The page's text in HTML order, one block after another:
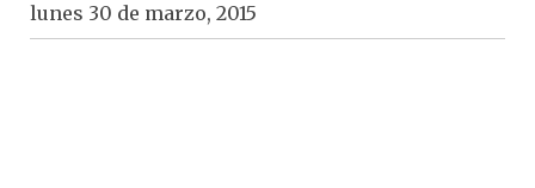
lunes 30 de marzo, 2015